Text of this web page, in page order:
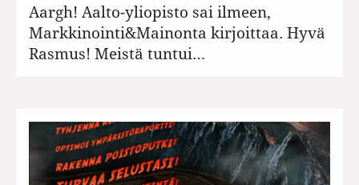
Aargh! Aalto-yliopisto sai ilmeen,
Markkinointi&Mainonta kirjoittaa. Hyvä
Rasmus! Meistä tuntui…